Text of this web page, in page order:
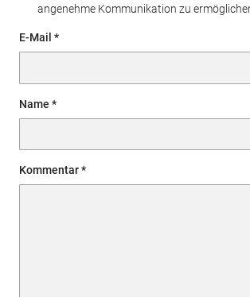
angenehme Kommunikation zu
E-Mail
Name
Kommentar